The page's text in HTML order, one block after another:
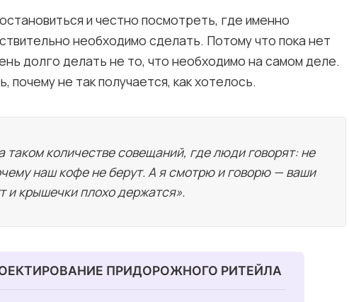
и честно посмотреть, где именно
необходимо сделать. Потому что пока нет
долго делать не то, что необходимо на самом деле.
почему не так получается, как хотелось.
таком количестве совещаний, где люди говорят: не
наш кофе не берут. А я смотрю и говорю — ваши
и крышечки плохо держатся».
ПРИДОРОЖНОГО РИТЕЙЛА